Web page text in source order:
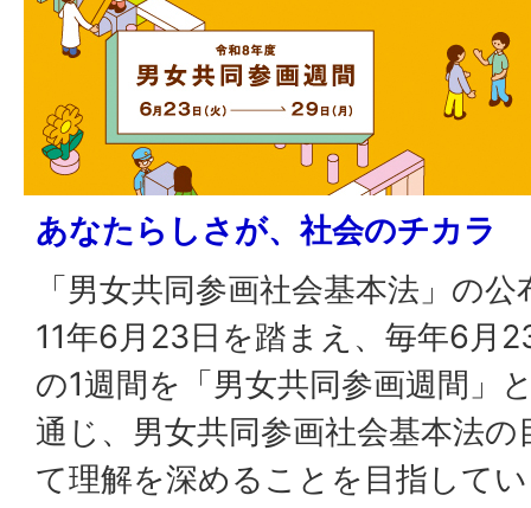
あなたらしさが、社会のチカラ
「男女共同参画社会基本法」の
11年6月23日を踏まえ、毎年6月
の1週間を「男女共同参画週間」
通じ、男女共同参画社会基本法
て理解を深めることを目指して